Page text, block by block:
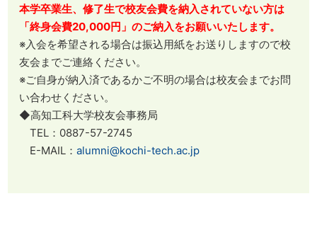
本学卒業生、修了生で校友会費を納入されていない方は
「終身会費20,000円」のご納入をお願いいたします。
※入会を希望される場合は振込用紙をお送りしますので校
友会までご連絡ください。
※ご自身が納入済であるかご不明の場合は校友会までお問
い合わせください。
◆高知工科大学校友会事務局
TEL：0887-57-2745
E-MAIL：alumni@kochi-tech.ac.jp